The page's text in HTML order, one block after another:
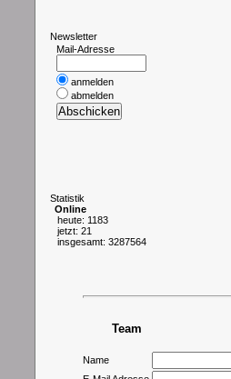
Newsletter
Mail-Adresse
anmelden
abmelden
Statistik
Online
heute: 1183
jetzt: 21
insgesamt: 3287564
Team
Name